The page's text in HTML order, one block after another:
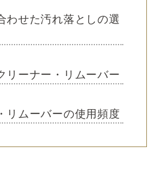
わせた汚れ落としの選
リーナー・リムーバー
リムーバーの使用頻度